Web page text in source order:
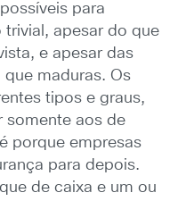
para
trivial, apesar do que
e apesar das
maduras. Os
tipos e graus,
somente aos de
porque empresas
para depois.
de caixa e um ou